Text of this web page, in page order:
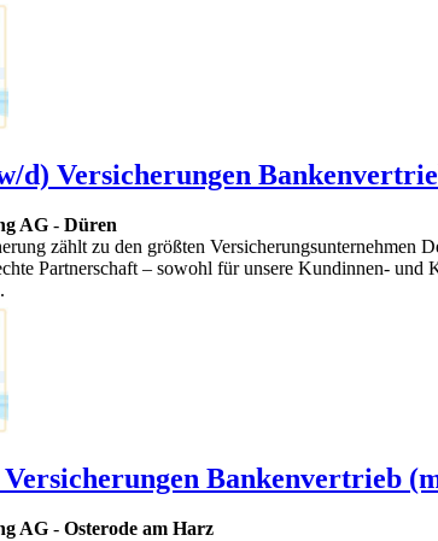
d) Versicherungen
AG - Düren
zählt zu den größten Versicherungsunternehmen
Partnerschaft – sowohl für unsere Kundinnen-
Bankenvertrieb
AG - Osterode am Harz